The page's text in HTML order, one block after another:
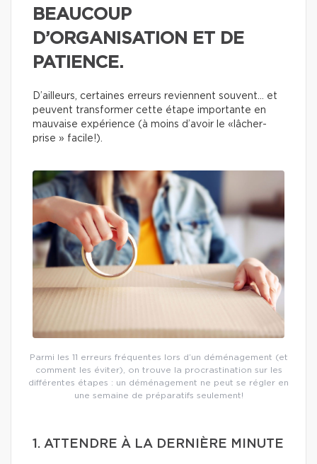
BEAUCOUP
D’ORGANISATION ET DE
PATIENCE.
D’ailleurs, certaines erreurs reviennent souvent… et
peuvent transformer cette étape importante en
mauvaise expérience (à moins d’avoir le «lâcher-
prise » facile!).
Parmi les 11 erreurs fréquentes lors d’un déménagement (et
comment les éviter), on trouve la procrastination sur les
différentes étapes : un déménagement ne peut se régler en
une semaine de préparatifs seulement!
1. ATTENDRE À LA DERNIÈRE MINUTE